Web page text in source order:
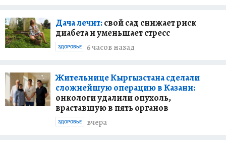
Дача лечит:свой сад снижает риск
диабета и уменьшает стресс
6 часов назад
ЗДОРОВЬЕ
Жительнице Кыргызстана сделали
сложнейшую операцию в Казани:
онкологи удалили опухоль,
враставшую в пять органов
вчера
ЗДОРОВЬЕ